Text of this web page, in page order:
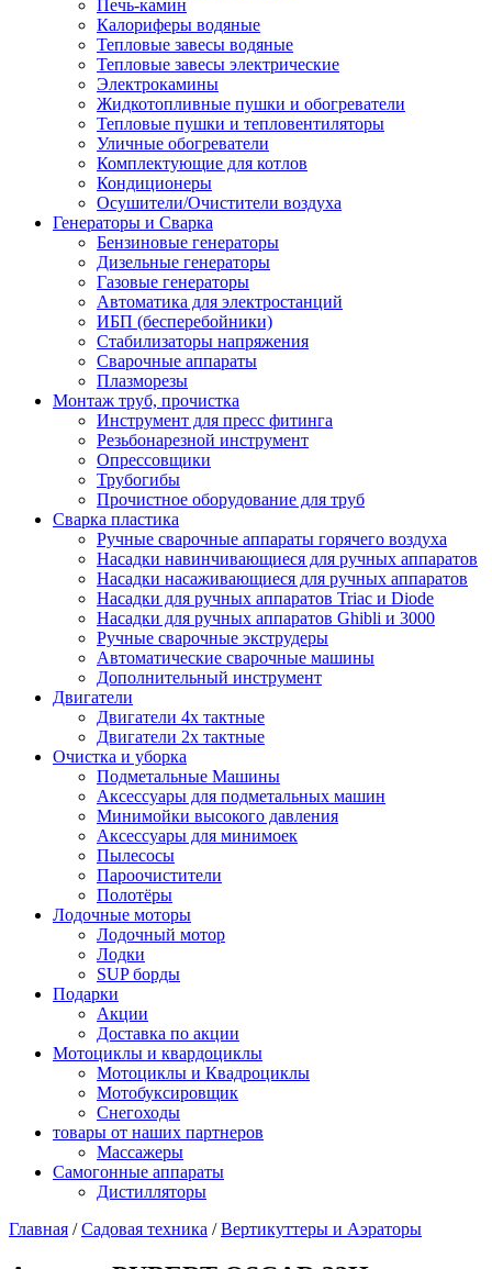
Печь-камин
Калориферы водяные
Тепловые завесы водяные
Тепловые завесы электрические
Электрокамины
Жидкотопливные пушки и обогреватели
Тепловые пушки и тепловентиляторы
Уличные обогреватели
Комплектующие для котлов
Кондиционеры
Осушители/Очистители воздуха
Генераторы и Сварка
Бензиновые генераторы
Дизельные генераторы
Газовые генераторы
Автоматика для электростанций
ИБП (бесперебойники)
Стабилизаторы напряжения
Сварочные аппараты
Плазморезы
Монтаж труб, прочистка
Инструмент для пресс фитинга
Резьбонарезной инструмент
Опрессовщики
Трубогибы
Прочистное оборудование для труб
Сварка пластика
Ручные сварочные аппараты горячего воздуха
Насадки навинчивающиеся для ручных аппаратов
Насадки насаживающиеся для ручных аппаратов
Насадки для ручных аппаратов Triac и Diode
Насадки для ручных аппаратов Ghibli и 3000
Ручные сварочные экструдеры
Автоматические сварочные машины
Дополнительный инструмент
Двигатели
Двигатели 4х тактные
Двигатели 2х тактные
Очистка и уборка
Подметальные Машины
Аксессуары для подметальных машин
Минимойки высокого давления
Аксессуары для минимоек
Пылесосы
Пароочистители
Полотёры
Лодочные моторы
Лодочный мотор
Лодки
SUP борды
Подарки
Акции
Доставка по акции
Мотоциклы и квардоциклы
Мотоциклы и Квадроциклы
Мотобуксировщик
Снегоходы
товары от наших партнеров
Массажеры
Самогонные аппараты
Дистилляторы
Главная /Садовая техника /Вертикуттеры и Аэраторы